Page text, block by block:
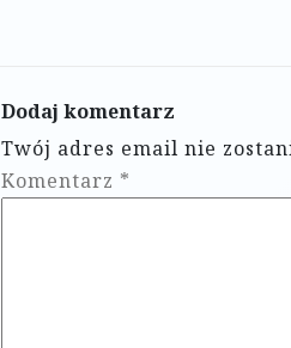
Dodaj komentarz
Twój adres email nie
Komentarz *